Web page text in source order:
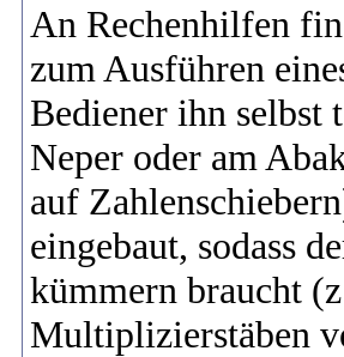
An Rechenhilfen
zum Ausführen
Bediener ihn selbst
Neper oder am
auf
eingebaut, sodass
kümmern braucht
Multiplizierstäben